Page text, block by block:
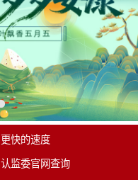
更快的速度
认监委官网查询